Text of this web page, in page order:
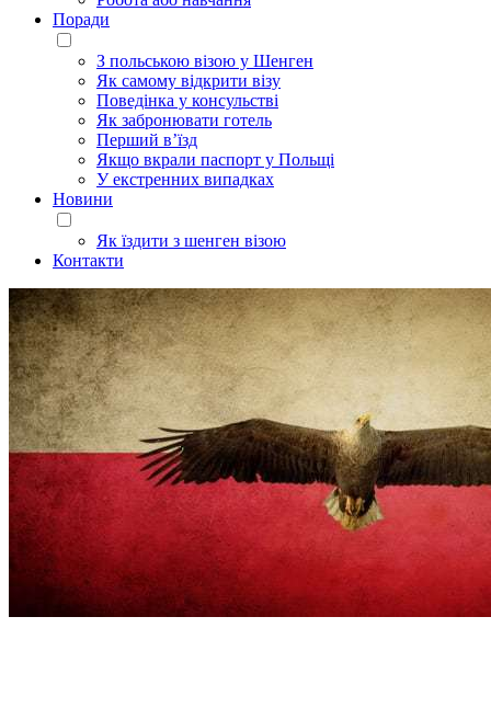
Поради
З польською візою у Шенген
Як самому відкрити візу
Поведінка у консульстві
Як забронювати готель
Перший в’їзд
Якщо вкрали паспорт у Польщі
У екстренних випадках
Новини
Як їздити з шенген візою
Контакти